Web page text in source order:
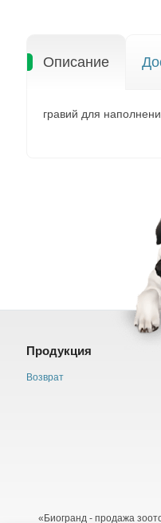
Описание
гравий для
Продукция
Возврат
«Биогранд - продажа